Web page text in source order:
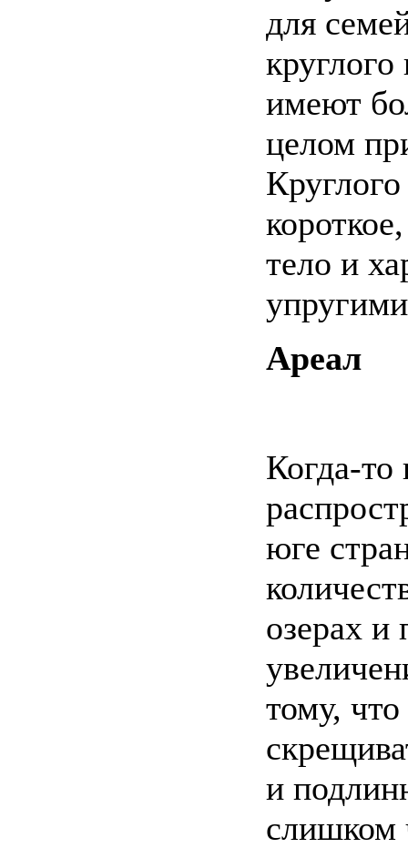
для
имеют
целом
тело и
Ареал
Когда-
юге
озерах и
тому,
и
слишком